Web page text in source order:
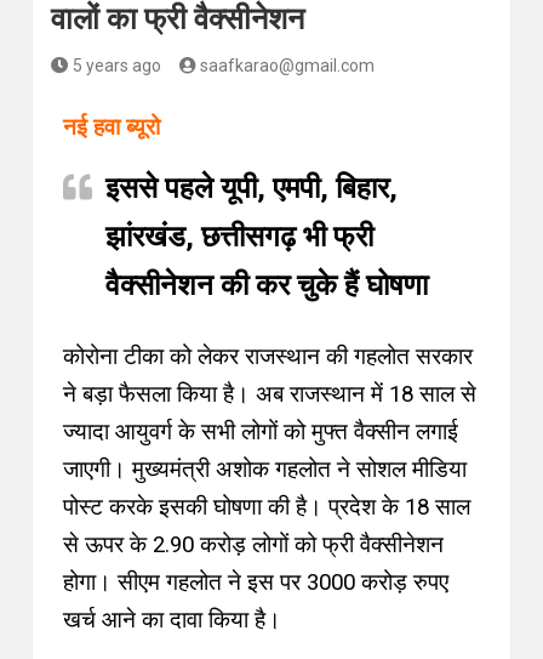
वालों का फ्री वैक्सीनेशन
5 years ago saafkarao@gmail.com
नई हवा ब्यूरो
इससे पहले यूपी, एमपी, बिहार,
झांरखंड, छत्तीसगढ़ भी फ्री
वैक्सीनेशन की कर चुके हैं घोषणा
कोरोना टीका को लेकर राजस्थान की गहलोत सरकार
ने बड़ा फैसला किया है। अब राजस्थान में 18 साल से
ज्यादा आयुवर्ग के सभी लोगों को मुफ्त वैक्सीन लगाई
जाएगी। मुख्यमंत्री अशोक गहलोत ने सोशल मीडिया
पोस्ट करके इसकी घोषणा की है। प्रदेश के 18 साल
से ऊपर के 2.90 करोड़ लोगों को फ्री वैक्सीनेशन
होगा। सीएम गहलोत ने इस पर 3000 करोड़ रुपए
खर्च आने का दावा किया है।